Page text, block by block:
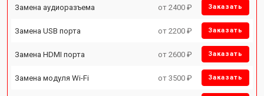
Замена аудиоразъема от 2400 ₽ Заказать
Замена USB порта от 2200 ₽ Заказать
Замена HDMI порта от 2600 ₽ Заказать
Замена модуля Wi-Fi от 3500 ₽ Заказать